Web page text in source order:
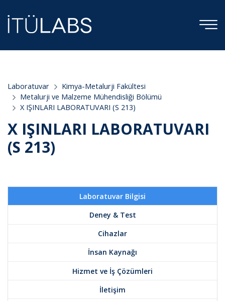
Laboratuvar
Kimya-Metalurji Fakültesi
Metalurji ve Malzeme Mühendisliği Bölümü
X IŞINLARI LABORATUVARI (S 213)
X IŞINLARI LABORATUVARI
(S 213)
Laboratuvar Bilgisi
Deney & Test
Cihazlar
İnsan Kaynağı
Hizmet ve İş Çözümleri
İletişim